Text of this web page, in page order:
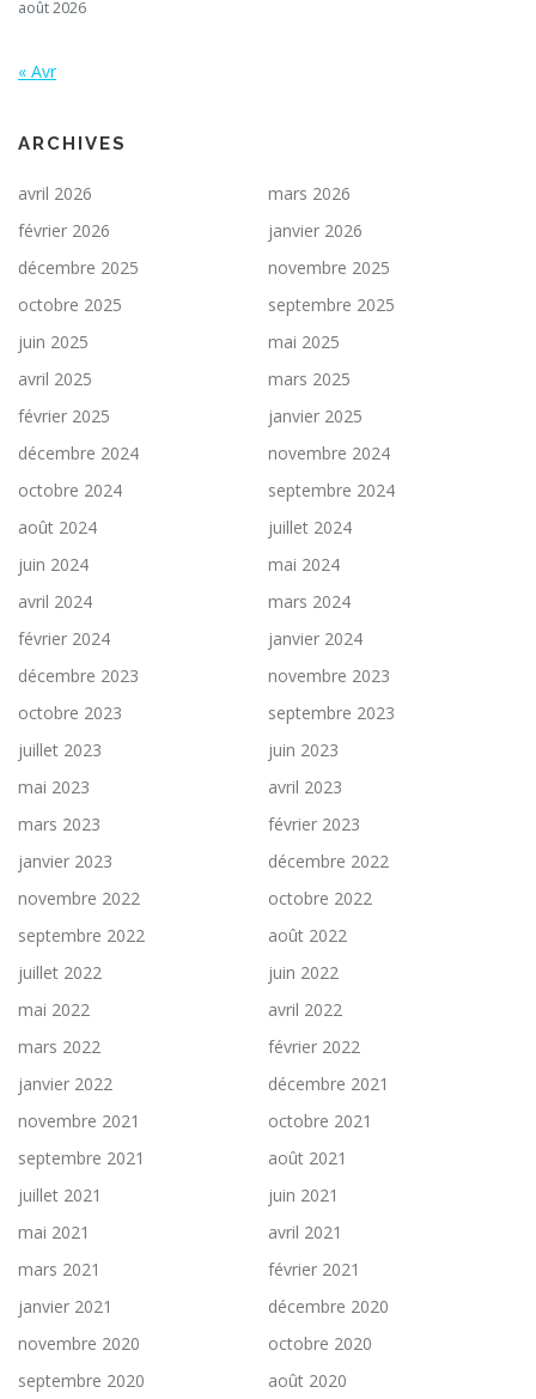
août 2026
« Avr
ARCHIVES
avril 2026
mars 2026
février 2026
janvier 2026
décembre 2025
novembre 2025
octobre 2025
septembre 2025
juin 2025
mai 2025
avril 2025
mars 2025
février 2025
janvier 2025
décembre 2024
novembre 2024
octobre 2024
septembre 2024
août 2024
juillet 2024
juin 2024
mai 2024
avril 2024
mars 2024
février 2024
janvier 2024
décembre 2023
novembre 2023
octobre 2023
septembre 2023
juillet 2023
juin 2023
mai 2023
avril 2023
mars 2023
février 2023
janvier 2023
décembre 2022
novembre 2022
octobre 2022
septembre 2022
août 2022
juillet 2022
juin 2022
mai 2022
avril 2022
mars 2022
février 2022
janvier 2022
décembre 2021
novembre 2021
octobre 2021
septembre 2021
août 2021
juillet 2021
juin 2021
mai 2021
avril 2021
mars 2021
février 2021
janvier 2021
décembre 2020
novembre 2020
octobre 2020
septembre 2020
août 2020